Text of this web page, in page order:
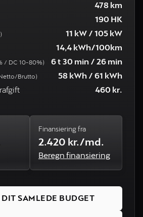
478 km
190 HK
11 kW / 105 kW
14,4 kWh/100km
6 t 30 min / 26 min
/ DC 10-80%)
58 kWh / 61 kWh
Brutto)
460 kr.
Finansiering fra
2.420 kr./md.
Beregn finansiering
DIT SAMLEDE BUDGET